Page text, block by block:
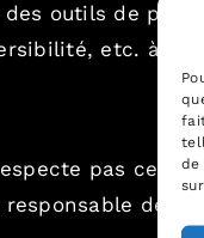
de
outils de
etc. à ses
pas ces
de